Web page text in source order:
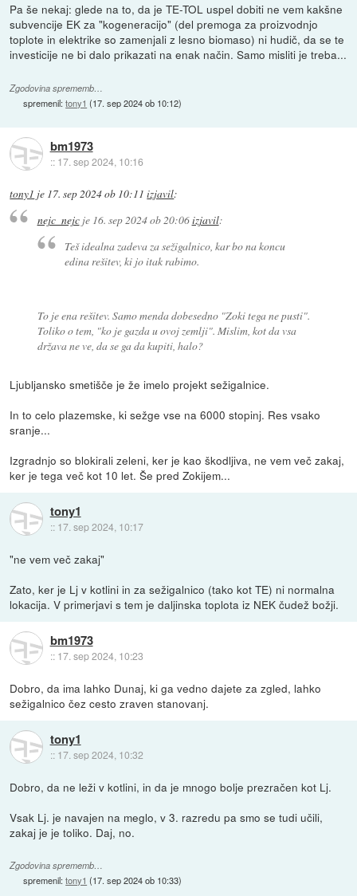
Pa še nekaj: glede na to, da je TE-TOL uspel dobiti ne vem kakšne
subvencije EK za "kogeneracijo" (del premoga za proizvodnjo
toplote in elektrike so zamenjali z lesno biomaso) ni hudič, da se te
investicije ne bi dalo prikazati na enak način. Samo misliti je treba...
Zgodovina sprememb…
spremenil:tony1 (17. sep 2024 ob 10:12)
bm1973
:: 17. sep 2024, 10:16
tony1 je 17. sep 2024 ob 10:11 izjavil:
nejc_nejcje 16. sep 2024 ob 20:06izjavil:
Teš idealna zadeva za sežigalnico, kar bo na koncu
edina rešitev, ki jo itak rabimo.
To je ena rešitev. Samo menda dobesedno "Zoki tega ne pusti".
Toliko o tem, "ko je gazda u ovoj zemlji". Mislim, kot da vsa
država ne ve, da se ga da kupiti, halo?
Ljubljansko smetišče je že imelo projekt sežigalnice.
In to celo plazemske, ki sežge vse na 6000 stopinj. Res vsako
sranje...
Izgradnjo so blokirali zeleni, ker je kao škodljiva, ne vem več zakaj,
ker je tega več kot 10 let. Še pred Zokijem...
tony1
:: 17. sep 2024, 10:17
"ne vem več zakaj"
Zato, ker je Lj v kotlini in za sežigalnico (tako kot TE) ni normalna
lokacija. V primerjavi s tem je daljinska toplota iz NEK čudež božji.
bm1973
:: 17. sep 2024, 10:23
Dobro, da ima lahko Dunaj, ki ga vedno dajete za zgled, lahko
sežigalnico čez cesto zraven stanovanj.
tony1
:: 17. sep 2024, 10:32
Dobro, da ne leži v kotlini, in da je mnogo bolje prezračen kot Lj.
Vsak Lj. je navajen na meglo, v 3. razredu pa smo se tudi učili,
zakaj je je toliko. Daj, no.
Zgodovina sprememb…
spremenil:tony1 (17. sep 2024 ob 10:33)